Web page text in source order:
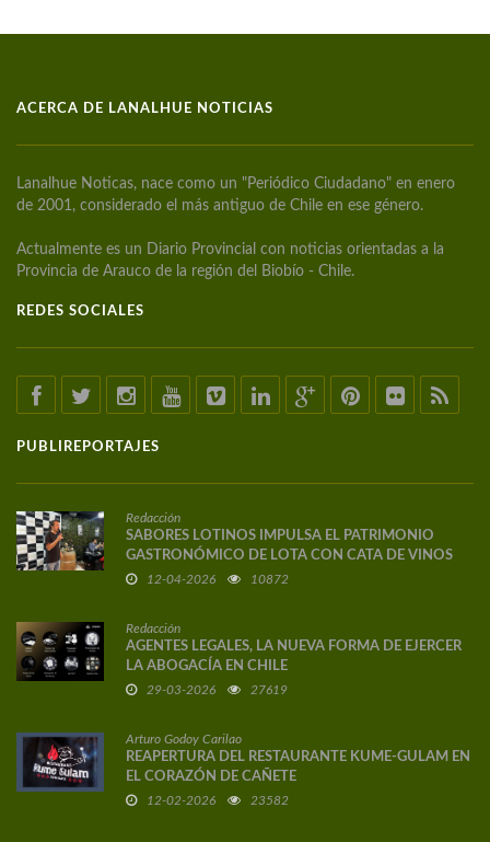
ACERCA DE LANALHUE NOTICIAS
Lanalhue Noticas, nace como un "Periódico Ciudadano" en enero
de 2001, considerado el más antiguo de Chile en ese género.
Actualmente es un Diario Provincial con noticias orientadas a la
Provincia de Arauco de la región del Biobío - Chile.
REDES SOCIALES
PUBLIREPORTAJES
Redacción
SABORES LOTINOS IMPULSA EL PATRIMONIO
GASTRONÓMICO DE LOTA CON CATA DE VINOS
DE AUTOR
12-04-2026 10872
Redacción
AGENTES LEGALES, LA NUEVA FORMA DE EJERCER
LA ABOGACÍA EN CHILE
29-03-2026 27619
Arturo Godoy Carilao
REAPERTURA DEL RESTAURANTE KUME-GULAM EN
EL CORAZÓN DE CAÑETE
12-02-2026 23582